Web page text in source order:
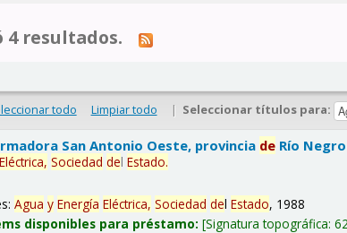
4 resultados.
todo Limpiar todo | Seleccionar títulos para:
San Antonio Oeste, provincia de Río Negro
Eléctrica, Sociedad delEstado.
Agua y Energía Eléctrica, Sociedad delEstado, 1988
disponibles para préstamo: Signatura topográfica: